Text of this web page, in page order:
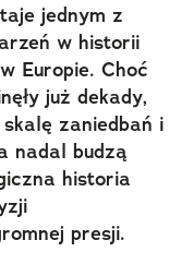
jednym z
w historii
Europie. Choć
już dekady,
zaniedbań i
nadal budzą
historia
presji.